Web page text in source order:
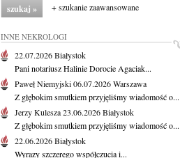
+ szukanie zaawansowane
INNE NEKROLOGI
22.07.2026Białystok
Pani notariusz Halinie Dorocie Agaciak...
Paweł Niemyjski06.07.2026Warszawa
Z głębokim smutkiem przyjęliśmy wiadomość o...
Jerzy Kulesza23.06.2026Białystok
Z głębokim smutkiem przyjęliśmy wiadomość o...
22.06.2026Białystok
Wyrazy szczerego współczucia i...